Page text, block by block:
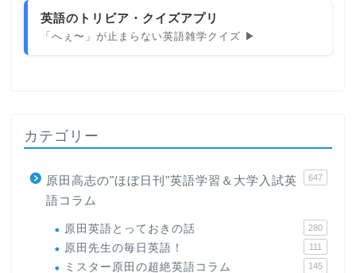
英語のトリビア・クイズアプリ
「へぇ〜」が止まらない英語雑学クイズ ▶
カテゴリー
原田高志の"ほぼ日刊"英語学習＆大学入試英
語コラム
647
原田英語とっておきの話 280
原田先生の毎日英語！ 111
ミスター原田の超絶英語コラム 145